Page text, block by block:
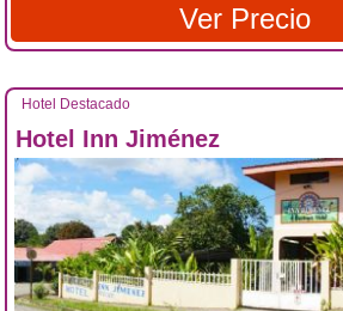
Ver Precio
Hotel Destacado
Hotel Inn Jiménez